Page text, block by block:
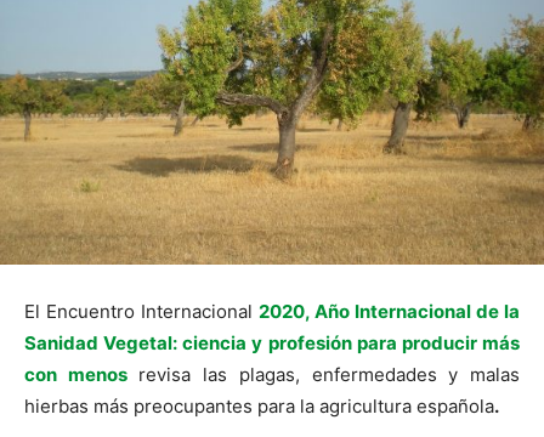
El Encuentro Internacional 2020, Año Internacional de la
Sanidad Vegetal: ciencia y profesión para producir más
con menosrevisa las plagas, enfermedades y malas
hierbas más preocupantes para la agricultura española.